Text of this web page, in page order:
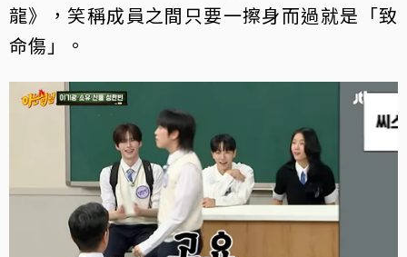
龍》，笑稱成員之間只要一擦身而過就是「致
命傷」。